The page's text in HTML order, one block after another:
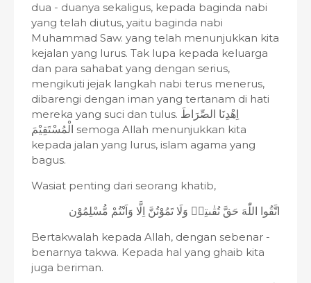
dua - duanya sekaligus, kepada baginda nabi
yang telah diutus, yaitu baginda nabi
Muhammad Saw. yang telah menunjukkan kita
kejalan yang lurus. Tak lupa kepada keluarga
dan para sahabat yang dengan serius,
mengikuti jejak langkah nabi terus menerus,
dibarengi dengan iman yang tertanam di hati
mereka yang suci dan tulus. اِهْدِنَا الصِّرَاطَ
الْمُسْتَقِيْمَ semoga Allah menunjukkan kita
kepada jalan yang lurus, islam agama yang
bagus.
Wasiat penting dari seorang khatib,
اتَّقُوا اللّٰهَ حَقَّ تُقٰىتِهٖ وَلَا تَمُوْتُنَّ اِلَّا وَاَنْتُمْ مُّسْلِمُوْن
Bertakwalah kepada Allah, dengan sebenar -
benarnya takwa. Kepada hal yang ghaib kita
juga beriman.